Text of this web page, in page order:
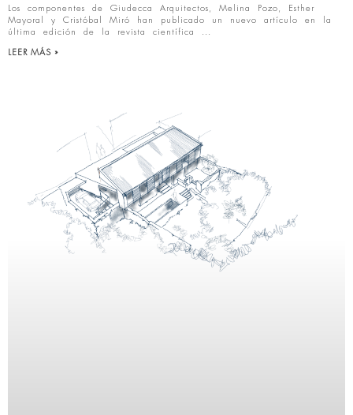
Los componentes de Giudecca Arquitectos, Melina Pozo, Esther
Mayoral y Cristóbal Miró han publicado un nuevo artículo en la
última edición de la revista científica
LEER MÁS »